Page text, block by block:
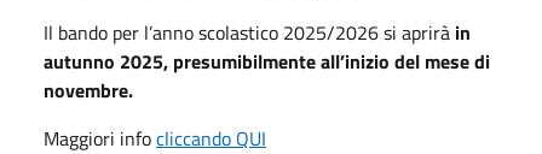
Il bando per l’anno scolastico 2025/2026 si aprirà in
autunno 2025, presumibilmente all’inizio del mese di
novembre.
Maggiori infocliccando QUI